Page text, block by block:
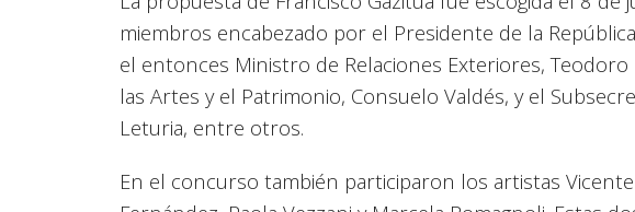
miembros encabezado por el Presidente de la
el entonces Ministro de Relaciones Exteriores,
las Artes y el Patrimonio, Consuelo Valdés, y el
Leturia, entre otros.
En el concurso también participaron los artistas